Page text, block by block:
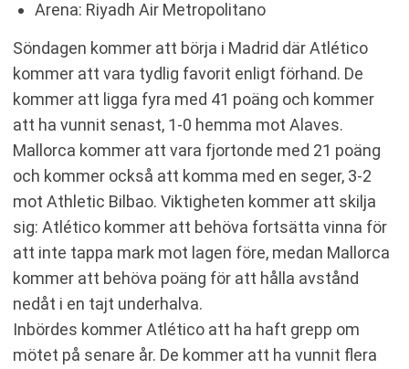
Arena: Riyadh Air Metropolitano
Söndagen kommer att börja i Madrid där Atlético
kommer att vara tydlig favorit enligt förhand. De
kommer att ligga fyra med 41 poäng och kommer
att ha vunnit senast, 1-0 hemma mot Alaves.
Mallorca kommer att vara fjortonde med 21 poäng
och kommer också att komma med en seger, 3-2
mot Athletic Bilbao. Viktigheten kommer att skilja
sig: Atlético kommer att behöva fortsätta vinna för
att inte tappa mark mot lagen före, medan Mallorca
kommer att behöva poäng för att hålla avstånd
nedåt i en tajt underhalva.
Inbördes kommer Atlético att ha haft grepp om
mötet på senare år. De kommer att ha vunnit flera